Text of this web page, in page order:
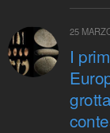
25
I